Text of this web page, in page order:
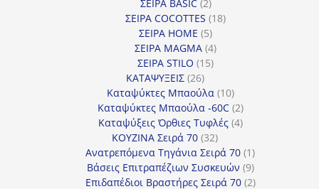
ΣΕΙΡΑ BASIC 2
προϊόντα
ΣΕΙΡΑ COCOTTES 1818
ΣΕΙΡΑ HOME 55
προϊόντα
ΣΕΙΡΑ MAGMA 44
προϊόντα
ΣΕΙΡΑ STILO 1515
ΚΑΤΑΨΥΞΕΙΣ 2626
προϊόντα
Καταψύκτες Μπαούλα 1010
προϊόντα
Καταψύκτες Μπαούλα -60C 22
προϊόντα
Καταψύξεις Όρθιες Τυφλές 44
ΚΟΥΖΙΝΑ Σειρά 70 3232
προϊόντα
Ανατρεπόμενα Τηγάνια Σειρά 70 11
προϊόν
Βάσεις Επιτραπέζιων Συσκευών 99
προϊόντα
Επιδαπέδιοι Βραστήρες Σειρά 70 22